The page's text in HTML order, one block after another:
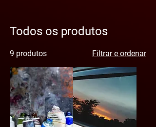
Todos os produtos
9 produtos Filtrar e ordenar